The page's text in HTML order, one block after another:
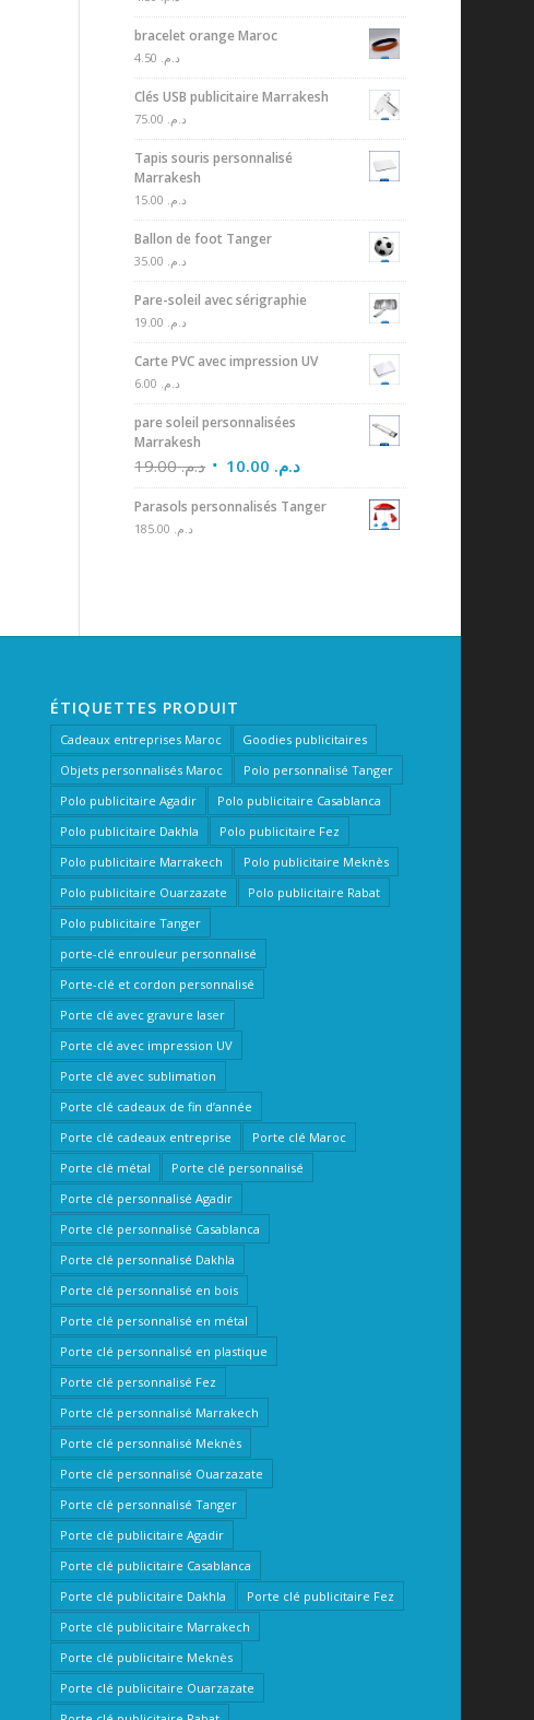
bracelet orange Maroc
د.م.
Clés USB publicitaire Marrakesh
د.م.
Tapis souris personnalisé
Marrakesh
د.م.
Ballon de foot Tanger
د.م.
Pare-soleil avec sérigraphie
د.م.
Carte PVC avec impression UV
د.م.
pare soleil personnalisées
Marrakesh
د.م.19.00 د.م.
Parasols personnalisés Tanger
د.م.
ÉTIQUETTES PRODUIT
Cadeaux entreprises Maroc
Goodies publicitaires
Objets personnalisés Maroc
Polo personnalisé Tanger
Polo publicitaire Agadir
Polo publicitaire Casablanca
Polo publicitaire Dakhla
Polo publicitaire Fez
Polo publicitaire Marrakech
Polo publicitaire Meknès
Polo publicitaire Ouarzazate
Polo publicitaire Rabat
Polo publicitaire Tanger
porte-clé enrouleur personnalisé
Porte-clé et cordon personnalisé
Porte clé avec gravure laser
Porte clé avec impression UV
Porte clé avec sublimation
Porte clé cadeaux de fin d’année
Porte clé cadeaux entreprise
Porte clé Maroc
Porte clé métal
Porte clé personnalisé
Porte clé personnalisé Agadir
Porte clé personnalisé Casablanca
Porte clé personnalisé Dakhla
Porte clé personnalisé en bois
Porte clé personnalisé en métal
Porte clé personnalisé en plastique
Porte clé personnalisé Fez
Porte clé personnalisé Marrakech
Porte clé personnalisé Meknès
Porte clé personnalisé Ouarzazate
Porte clé personnalisé Tanger
Porte clé publicitaire Agadir
Porte clé publicitaire Casablanca
Porte clé publicitaire Dakhla
Porte clé publicitaire Fez
Porte clé publicitaire Marrakech
Porte clé publicitaire Meknès
Porte clé publicitaire Ouarzazate